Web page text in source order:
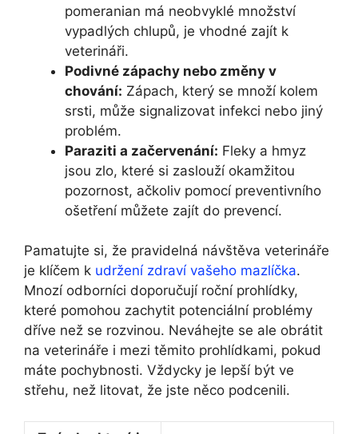
pomeranian má neobvyklé množství
vypadlých chlupů, je vhodné zajít k
veterináři.
Podivné zápachy nebo změny v
chování: Zápach, který se množí kolem
srsti, může signalizovat infekci nebo jiný
problém.
Paraziti a začervenání: Fleky a hmyz
jsou zlo, které si zaslouží okamžitou
pozornost, ačkoliv pomocí preventivního
ošetření můžete zajít do prevencí.
Pamatujte si, že pravidelná návštěva veterináře
je klíčem k udržení zdraví vašeho mazlíčka.
Mnozí odborníci doporučují roční prohlídky,
které pomohou zachytit potenciální problémy
dříve než se rozvinou. Neváhejte se ale obrátit
na veterináře i mezi těmito prohlídkami, pokud
máte pochybnosti. Vždycky je lepší být ve
střehu, než litovat, že jste něco podcenili.